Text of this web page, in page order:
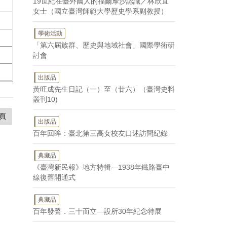
女士（國立臺灣師範大學歷史學系副教授）
學術活動
「第六屆族群、歷史與地域社會」國際學術研
討會
出版品
黃旺成先生日記（一）至（廿六）（臺灣史料
叢刊10)
出版品
百年回眸：臺北第三高女校友口述訪問紀錄
典藏品
《臺灣新民報》地方特輯—1938年鐵路臺中
線復舊開通式
典藏品
百年發聲．三十而立—設所30年紀念特展